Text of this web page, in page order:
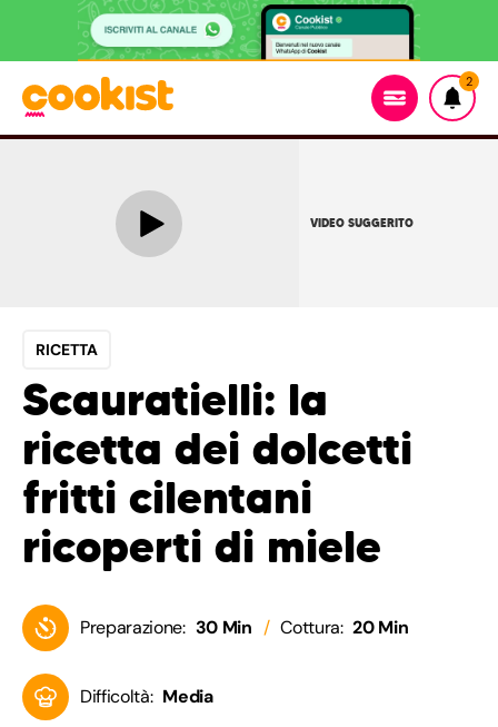
2
VIDEO SUGGERITO
RICETTA
Scauratielli: la
ricetta dei dolcetti
fritti cilentani
ricoperti di miele
Preparazione: 30 Min Cottura: 20 Min
Difficoltà: Media